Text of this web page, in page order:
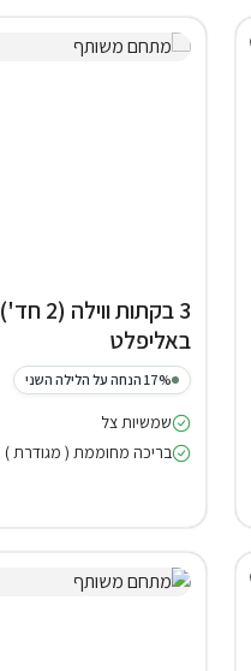
3 בקתות ווילה (2 חד')
באליפלט
17% הנחה על הלילה השני
שמשיות צל
בריכה מחוממת ( מגודרת )